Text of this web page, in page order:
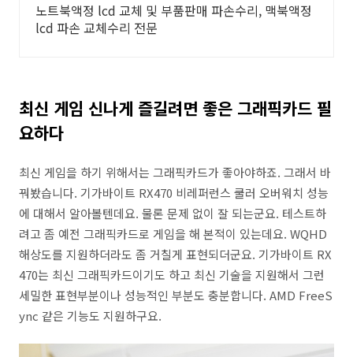
노트북액정 lcd 교체 및 부품판매 파손수리, 맥북액정
lcd 파손 교체수리 전문
최신 게임 신나게 즐길려면 좋은 그래픽카드 필
요하다
최신 게임을 하기 위해서는 그래픽카드가 좋아야하죠. 그래서 바
꿔봤습니다. 기가바이트 RX470 비레퍼런스 쿨러 오버워치 성능
에 대해서 알아볼텐데요. 물론 문제 없이 잘 되는군요. 테스트하
려고 좀 예전 그래픽카드로 게임을 해 본적이 있는데요. WQHD
해상도를 지원하더라도 좀 거칠게 표현되더군요. 기가바이트 RX
470는 최신 그래픽카드이기도 하고 최신 기술을 지원해서 그런
세밀한 표현부분이나 성능적인 부분도 충분합니다. AMD FreeS
ync 같은 기능도 지원하구요.